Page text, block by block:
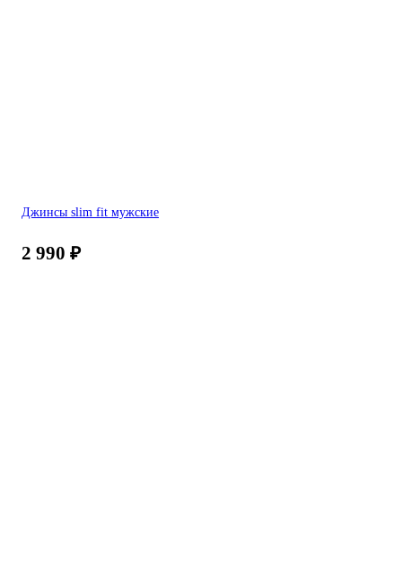
Джинсы slim fit мужские
2 990 ₽